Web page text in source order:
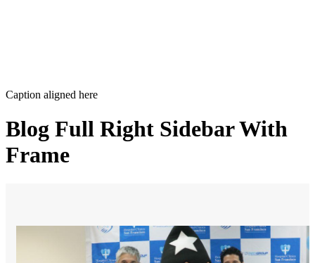
Caption aligned here
Blog Full Right Sidebar With
Frame